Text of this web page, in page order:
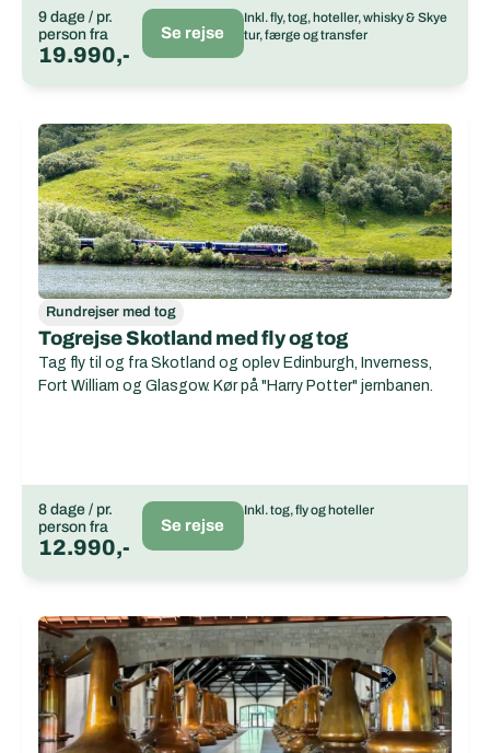
9 dage / pr.
person fra
19.990,-
Se rejse
Inkl. fly, tog, hoteller, whisky & Skye
tur, færge og transfer
Rundrejser med tog
Togrejse Skotland med fly og tog
Tag fly til og fra Skotland og oplev Edinburgh, Inverness,
Fort William og Glasgow. Kør på "Harry Potter" jernbanen.
8 dage / pr.
person fra
12.990,-
Se rejse
Inkl. tog, fly og hoteller